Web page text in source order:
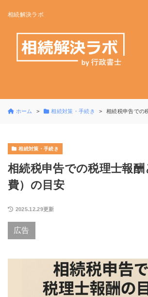
相続解決ラボ
ホーム 相続対策・手続き 相続税申告での
相続対策・手続き
相続税申告での税理士報
費）の目安
2025.12.29更新
広告